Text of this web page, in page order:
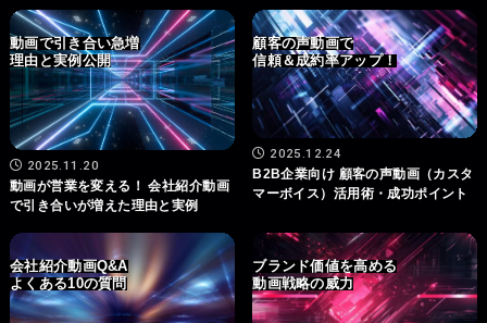
動画で引き合い急増
理由と実例公開
2025.11.20
動画が営業を変える！ 会社紹介動画
で引き合いが増えた理由と実例
顧客の声動画で
信頼＆成約率アップ！
2025.12.24
B2B企業向け 顧客の声動画（カスタ
マーボイス）活用術・成功ポイント
会社紹介動画Q&A
よくある10の質問
ブランド価値を高める
動画戦略の威力